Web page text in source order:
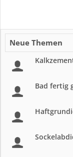
Neue Themen
Bad fertig